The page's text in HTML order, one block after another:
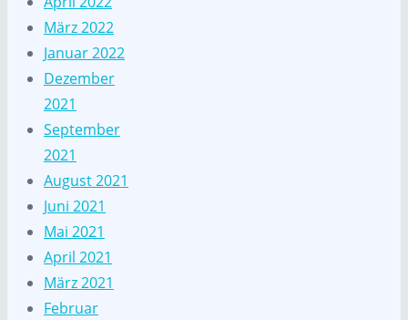
März 2022
Januar 2022
Dezember
2021
September
2021
August 2021
Juni 2021
Mai 2021
April 2021
März 2021
Februar